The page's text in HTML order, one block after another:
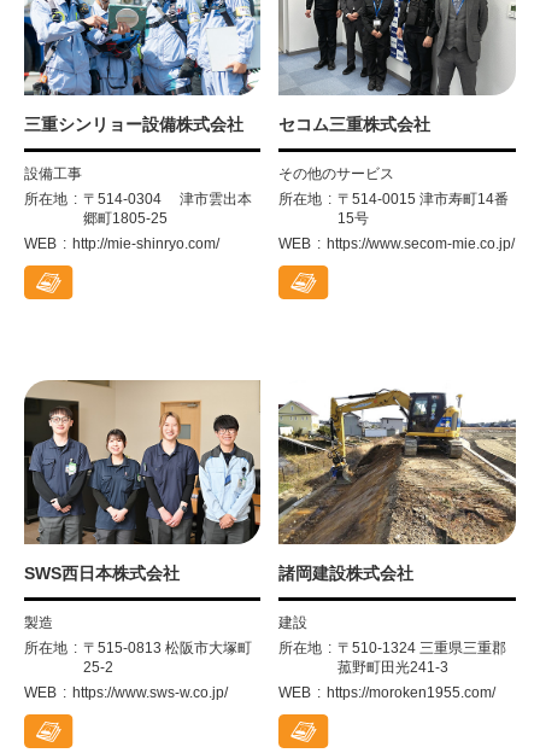
三重シンリョー設備株式会社
設備工事
所在地
〒514-0304 津市雲出本
郷町1805-25
WEB
http://mie-shinryo.com/
セコム三重株式会社
その他のサービス
所在地
〒514-0015 津市寿町14番
15号
WEB
https://www.secom-mie.co.jp/
SWS西日本株式会社
製造
所在地
〒515-0813 松阪市大塚町
25-2
WEB
https://www.sws-w.co.jp/
諸岡建設株式会社
建設
所在地
〒510-1324 三重県三重郡
菰野町田光241-3
WEB
https://moroken1955.com/